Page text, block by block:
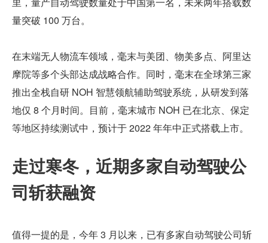
量突破 100 万台。
在末端无人物流车领域，毫末与美团、物美多点、阿里达
摩院等多个头部达成战略合作。同时，毫末在全球第三家
推出全栈自研 NOH 智慧领航辅助驾驶系统，从研发到落
地仅 8 个月时间。目前，毫末城市 NOH 已在北京、保定
等地区持续测试中，预计于 2022 年年中正式搭载上市。
走过寒冬，近期多家自动驾驶公
司斩获融资
值得一提的是，今年 3 月以来，已有多家自动驾驶公司斩